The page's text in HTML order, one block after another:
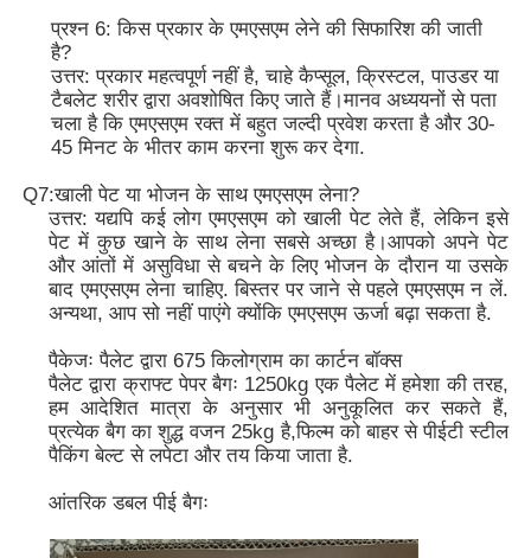
प्रश्न 6: किस प्रकार के एमएसएम लेने की सिफारिश की जाती
है?
उत्तर: प्रकार महत्वपूर्ण नहीं है, चाहे कैप्सूल, क्रिस्टल, पाउडर या
टैबलेट शरीर द्वारा अवशोषित किए जाते हैं।मानव अध्ययनों से पता
चला है कि एमएसएम रक्त में बहुत जल्दी प्रवेश करता है और 30-
45 मिनट के भीतर काम करना शुरू कर देगा.
Q7:खाली पेट या भोजन के साथ एमएसएम लेना?
उत्तर: यद्यपि कई लोग एमएसएम को खाली पेट लेते हैं, लेकिन इसे
पेट में कुछ खाने के साथ लेना सबसे अच्छा है।आपको अपने पेट
और आंतों में असुविधा से बचने के लिए भोजन के दौरान या उसके
बाद एमएसएम लेना चाहिए. बिस्तर पर जाने से पहले एमएसएम न लें.
अन्यथा, आप सो नहीं पाएंगे क्योंकि एमएसएम ऊर्जा बढ़ा सकता है.
पैकेजः पैलेट द्वारा 675 किलोग्राम का कार्टन बॉक्स
पैलेट द्वारा क्राफ्ट पेपर बैगः 1250kg एक पैलेट में हमेशा की तरह,
हम आदेशित मात्रा के अनुसार भी अनुकूलित कर सकते हैं,
प्रत्येक बैग का शुद्ध वजन 25kg है,फिल्म को बाहर से पीईटी स्टील
पैकिंग बेल्ट से लपेटा और तय किया जाता है.
आंतरिक डबल पीई बैगः